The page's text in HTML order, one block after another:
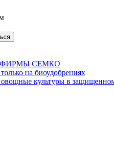
СЕМКО
на биоудобрениях
культуры в